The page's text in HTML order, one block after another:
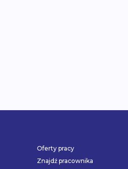
Oferty pracy
Znajdź pracownika